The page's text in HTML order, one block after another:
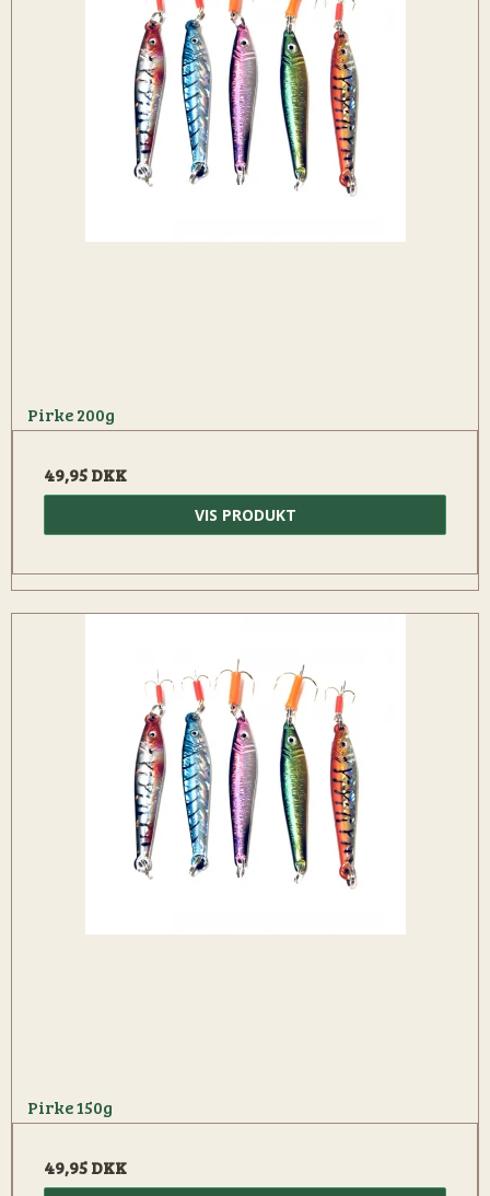
Pirke 200g
49,95 DKK
VIS PRODUKT
Pirke 150g
49,95 DKK